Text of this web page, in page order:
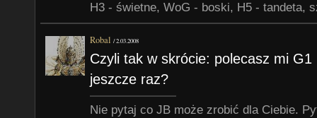
H3 - świetne, WoG - boski, H5 - tandeta,
Robal /2.03.2008
Czyli tak w skrócie: polecasz mi G1
jeszcze raz?
Nie pytaj co JB może zrobić dla Ciebie.